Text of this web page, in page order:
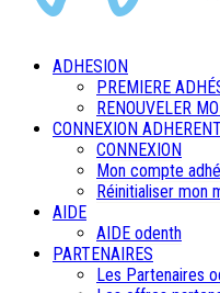
ADHESION
PREMIERE
RENOUVELER
CONNEXION
CONNEXION
Mon compte
Réinitialiser mon
AIDE
AIDE odenth
PARTENAIRES
Les Partenaires